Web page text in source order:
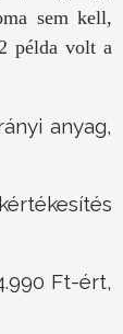
sem kell,
példa volt a
anyag,
Ft-ért,